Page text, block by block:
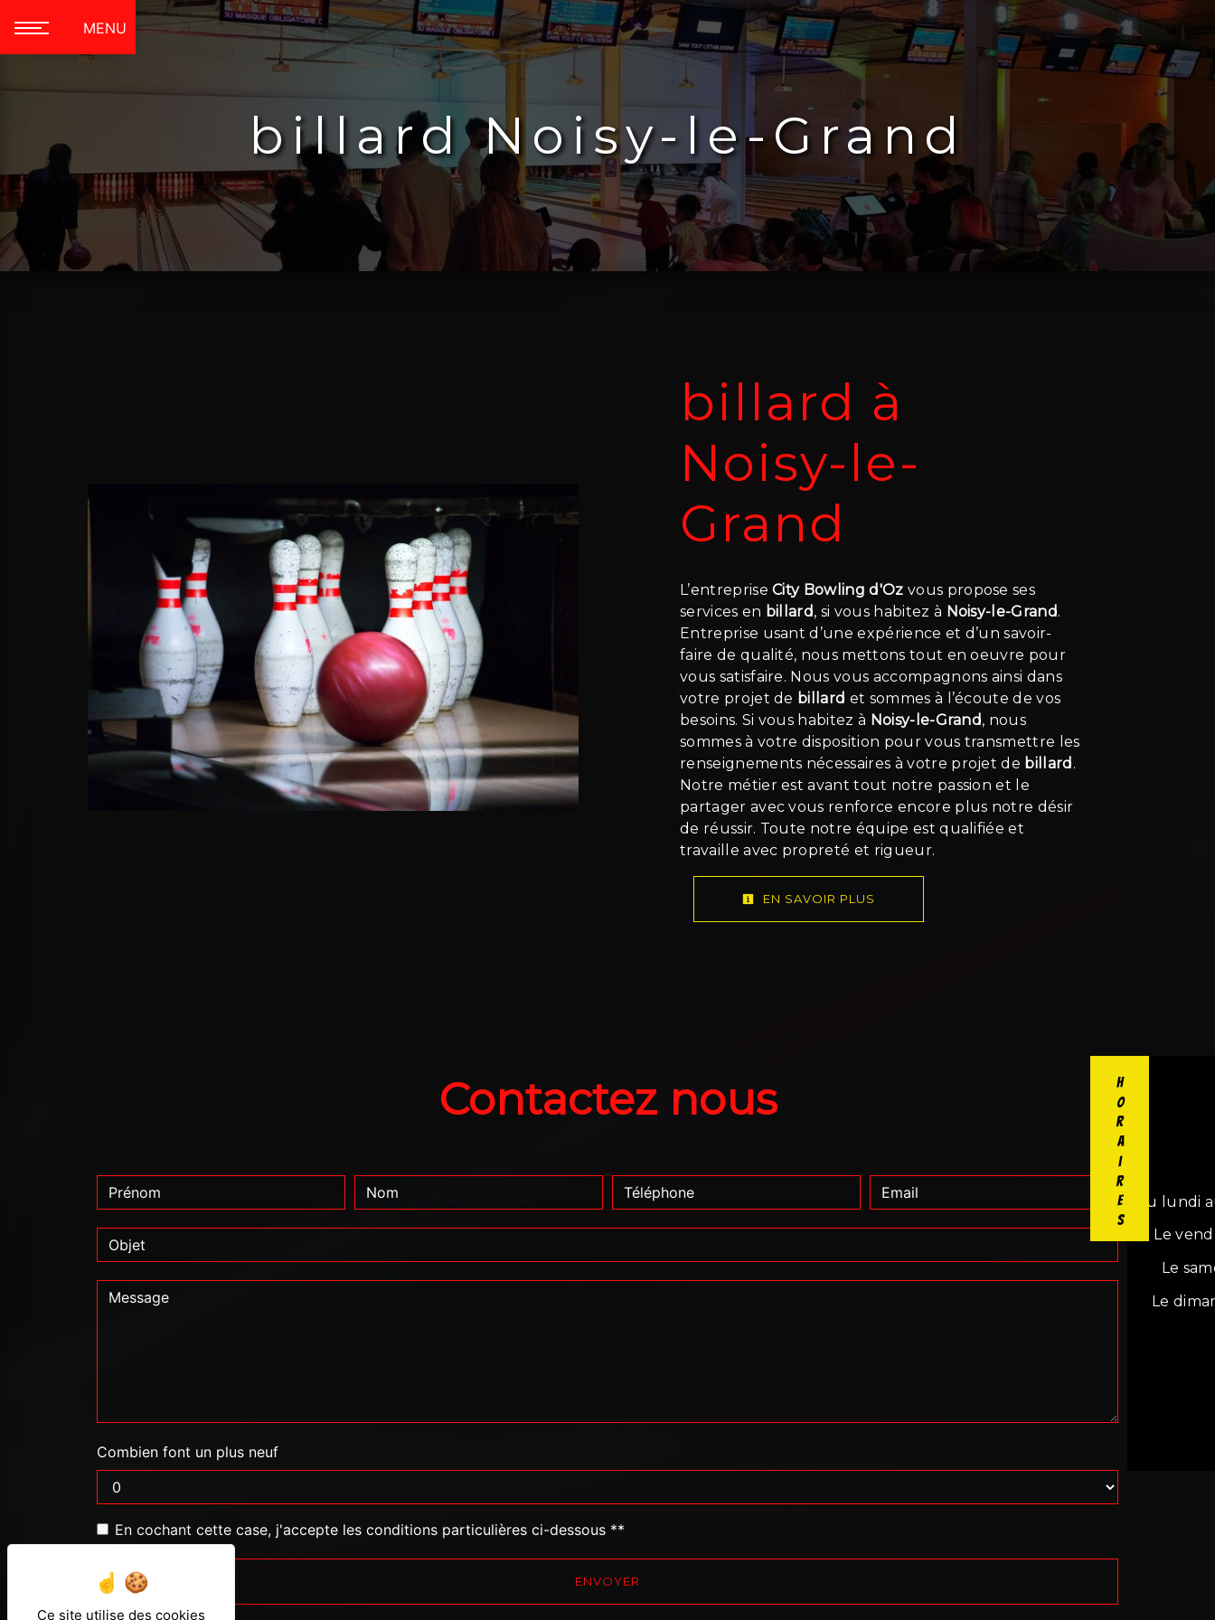
Horaires
Du lundi
Le
Le
Le
MENU
billard Noisy-le-Grand
billard à
Noisy-le-
Grand
L’entrepriseCity Bowling d'Oz vous propose ses
services en billard, si vous habitez à Noisy-le-Grand.
Entreprise usant d’une expérience et d’un savoir-
faire de qualité, nous mettons tout en oeuvre pour
vous satisfaire. Nous vous accompagnons ainsi dans
votre projet de billard et sommes à l’écoute de vos
besoins. Si vous habitez à Noisy-le-Grand, nous
sommes à votre disposition pour vous transmettre les
renseignements nécessaires à votre projet de billard.
Notre métier est avant tout notre passion et le
partager avec vous renforce encore plus notre désir
de réussir. Toute notre équipe est qualifiée et
travaille avec propreté et rigueur.
EN SAVOIR PLUS
Contactez nous
Combien font un plus neuf
En cochant cette case, j'accepte les conditions particulières ci-dessous **
ENVOYER
Panneau de gestion des cookies
Ce site utilise des cookies